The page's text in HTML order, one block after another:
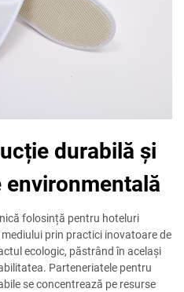
durabilă și
folosință pentru hoteluri
prin practici inovatoare de
ecologic, păstrând în același
Parteneriatele pentru
se concentrează pe resurse